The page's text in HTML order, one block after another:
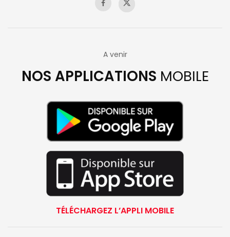
A venir
NOS APPLICATIONS MOBILE
TÉLÉCHARGEZ L’APPLI MOBILE